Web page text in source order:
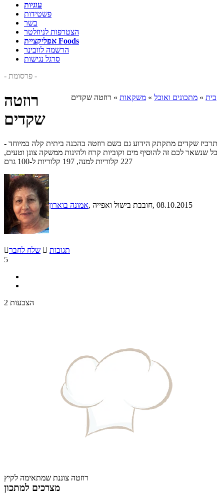
עוגיות
פשטידות
בשר
הצטרפות לניוזלטר
אפליקציית Foods
הרשמה לוובינר
סרגל נגישות
- פרסומת -
בית » מתכונים ואוכל » משקאות » רוזטה שקדים
רוזטה
שקדים
תרכיז שקדים מתקתק הידוע גם בשם רוזטה בהכנה ביתית קלה במיוחד -
כל שנשאר לכם זה להוסיף מים וקוביות קרח ולהינות ממשקה צונן וטעים,
227 קלוריות למנה, 197 קלוריות ל-100 גרם
אמונה בוארון , חובבת בישול ואפייה, 08.10.2015
שלח לחבר  תגובות
5
2 הצבעות
רוזטה צוננת שמתאימה לקיץ
מצרכים למתכון